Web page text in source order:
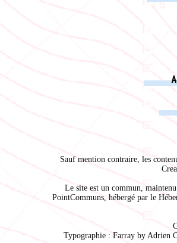
Sauf mention contraire, les
Le site est un commun,
PointCommuns, hébergé par le
Typographie : Farray by Adrien